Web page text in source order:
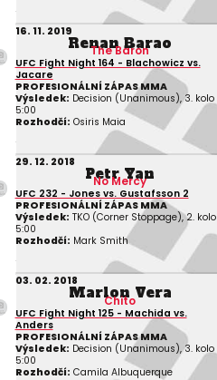
16. 11. 2019
Renan Barao
The Baron
UFC Fight Night 164 - Blachowicz vs.
Jacare
PROFESIONÁLNÍ ZÁPAS MMA
Výsledek: Decision (Unanimous), 3. kolo
5:00
Rozhodčí: Osiris Maia
29. 12. 2018
Petr Yan
No Mercy
UFC 232 - Jones vs. Gustafsson 2
PROFESIONÁLNÍ ZÁPAS MMA
Výsledek: TKO (Corner Stoppage), 2. kolo
5:00
Rozhodčí: Mark Smith
03. 02. 2018
Marlon Vera
Chito
UFC Fight Night 125 - Machida vs.
Anders
PROFESIONÁLNÍ ZÁPAS MMA
Výsledek: Decision (Unanimous), 3. kolo
5:00
Rozhodčí: Camila Albuquerque